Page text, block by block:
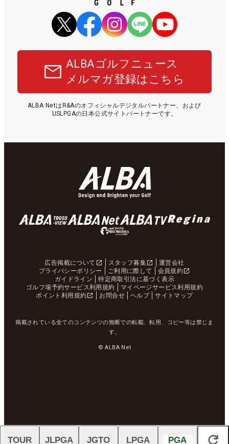
ALBAゴルフニュース
メルマガ登録はこちら
ALBA NetはR&Aのオフィシャルデジタルパートナー、および
USLPGAの日本公式サイトパートナーです。
広告掲載について スタッフ募集
運営会社
プライバシーポリシー
ご利用に際して
会員規約
ガイドライン
特定商取引法に基づく表示
ゴルフ場予約サービス利用規約
マイページサービス利用規約
ポイント利用規約
お問合せ ヘルプ サイトマップ
掲載されている全てのコンテンツの無断での転載、転用、コピー等は禁じま
す。
© ALBA Net
閉じる
TOUR JLPGA JGTO LPGA PGA